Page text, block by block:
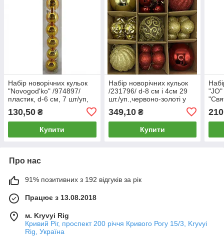
Набір новорічних кульок
"Novogod'ko" /974897/
пластик, d-6 cм, 7 шт/уп,
130,50 ₴
Купити
Набір новорічних кульок
/231796/ d-8 cм і 4см 29
шт./уп.,червоно-золоті у
349,10₴
Купити
"JO"
Про нас
91% позитивних з 192 відгуків за рік
Працює з 13.08.2018
м. Kryvyi Rig
Кривий Ріг, проспект 200 річчя Кривого Рогу 15/3, Kryvyi
Rig, Україна